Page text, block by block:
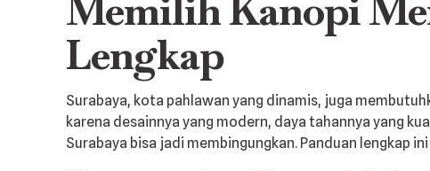
Memilih Kanopi
Lengkap
Surabaya, kota pahlawan yang dinamis, juga
karena desainnya yang modern, daya tahannya yang
Surabaya bisa jadi membingungkan. Panduan lengkap